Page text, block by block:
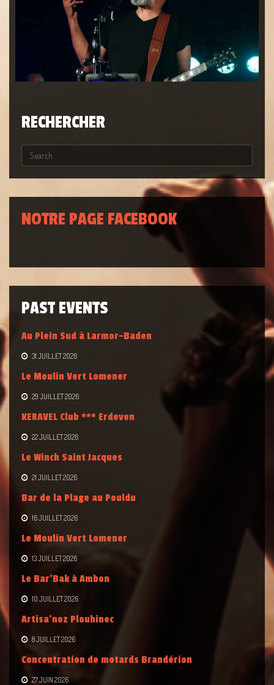
RECHERCHER
NOTRE PAGE FACEBOOK
PAST EVENTS
Au Plein Sud à Larmor-Baden
31 JUILLET 2026
Le Moulin Vert Lomener
29 JUILLET 2026
KERAVEL Club *** Erdeven
22 JUILLET 2026
Le Winch Saint Jacques
21 JUILLET 2026
Bar de la Plage au Pouldu
16 JUILLET 2026
Le Moulin Vert Lomener
13 JUILLET 2026
Le Bar’Bak à Ambon
10 JUILLET 2026
Artisa’noz Plouhinec
8 JUILLET 2026
Concentration de motards Brandérion
27 JUIN 2026